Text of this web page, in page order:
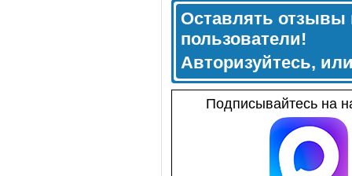
Оставлять отзывы
пользователи!
Авторизуйтесь,
Подписывайтесь на